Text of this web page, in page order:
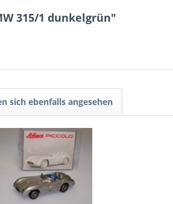
315/1 dunkelgrün"
sich ebenfalls angesehen